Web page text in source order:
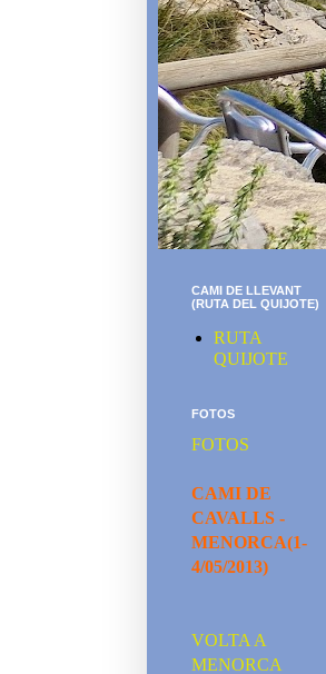
CAMI DE LLEVANT
(RUTA DEL QUIJOTE)
RUTA
QUIJOTE
FOTOS
FOTOS
CAMI DE
CAVALLS -
MENORCA(1-
4/05/2013)
VOLTA A
MENORCA